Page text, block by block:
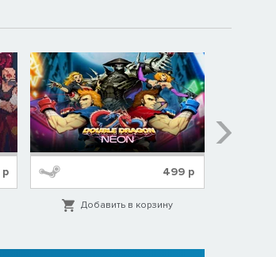
р 499р
Добавить в корзину